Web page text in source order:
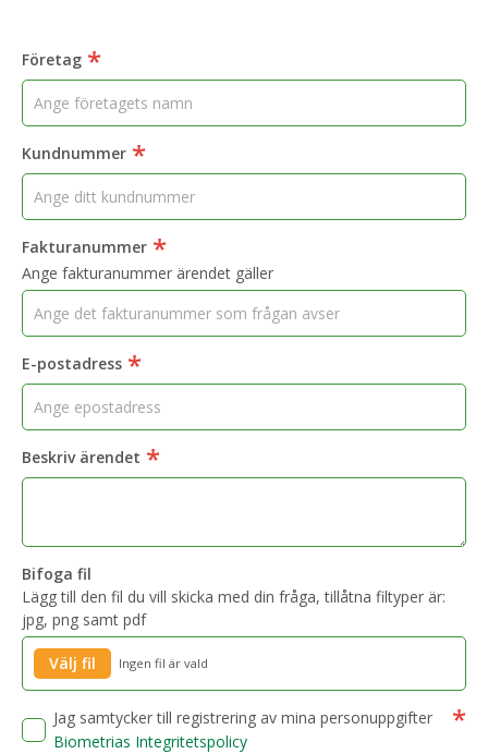
Företag *
Kundnummer *
Fakturanummer *
Ange fakturanummer ärendet gäller
E-postadress *
Beskriv ärendet *
Bifoga fil
Lägg till den fil du vill skicka med din fråga, tillåtna filtyper är:
jpg, png samt pdf
Välj fil Ingen fil är vald
Jag samtycker till registrering av mina personuppgifter
Biometrias Integritetspolicy
*